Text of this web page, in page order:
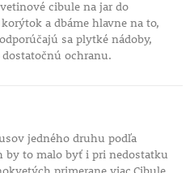
cibule na jar do
a dbáme hlavne na to,
sa plytké nádoby,
ochranu.
jedného druhu podľa
to malo byť i pri nedostatku